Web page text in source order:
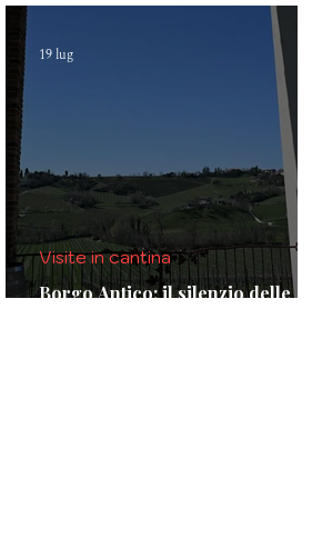
Borgo Antico: il silenzio delle
Visite in cantina
19 lug